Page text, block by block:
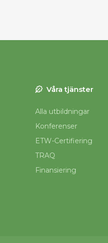
Våra tjänster
Alla utbildningar
Konferenser
ETW-Certifiering
TRAQ
Finansiering